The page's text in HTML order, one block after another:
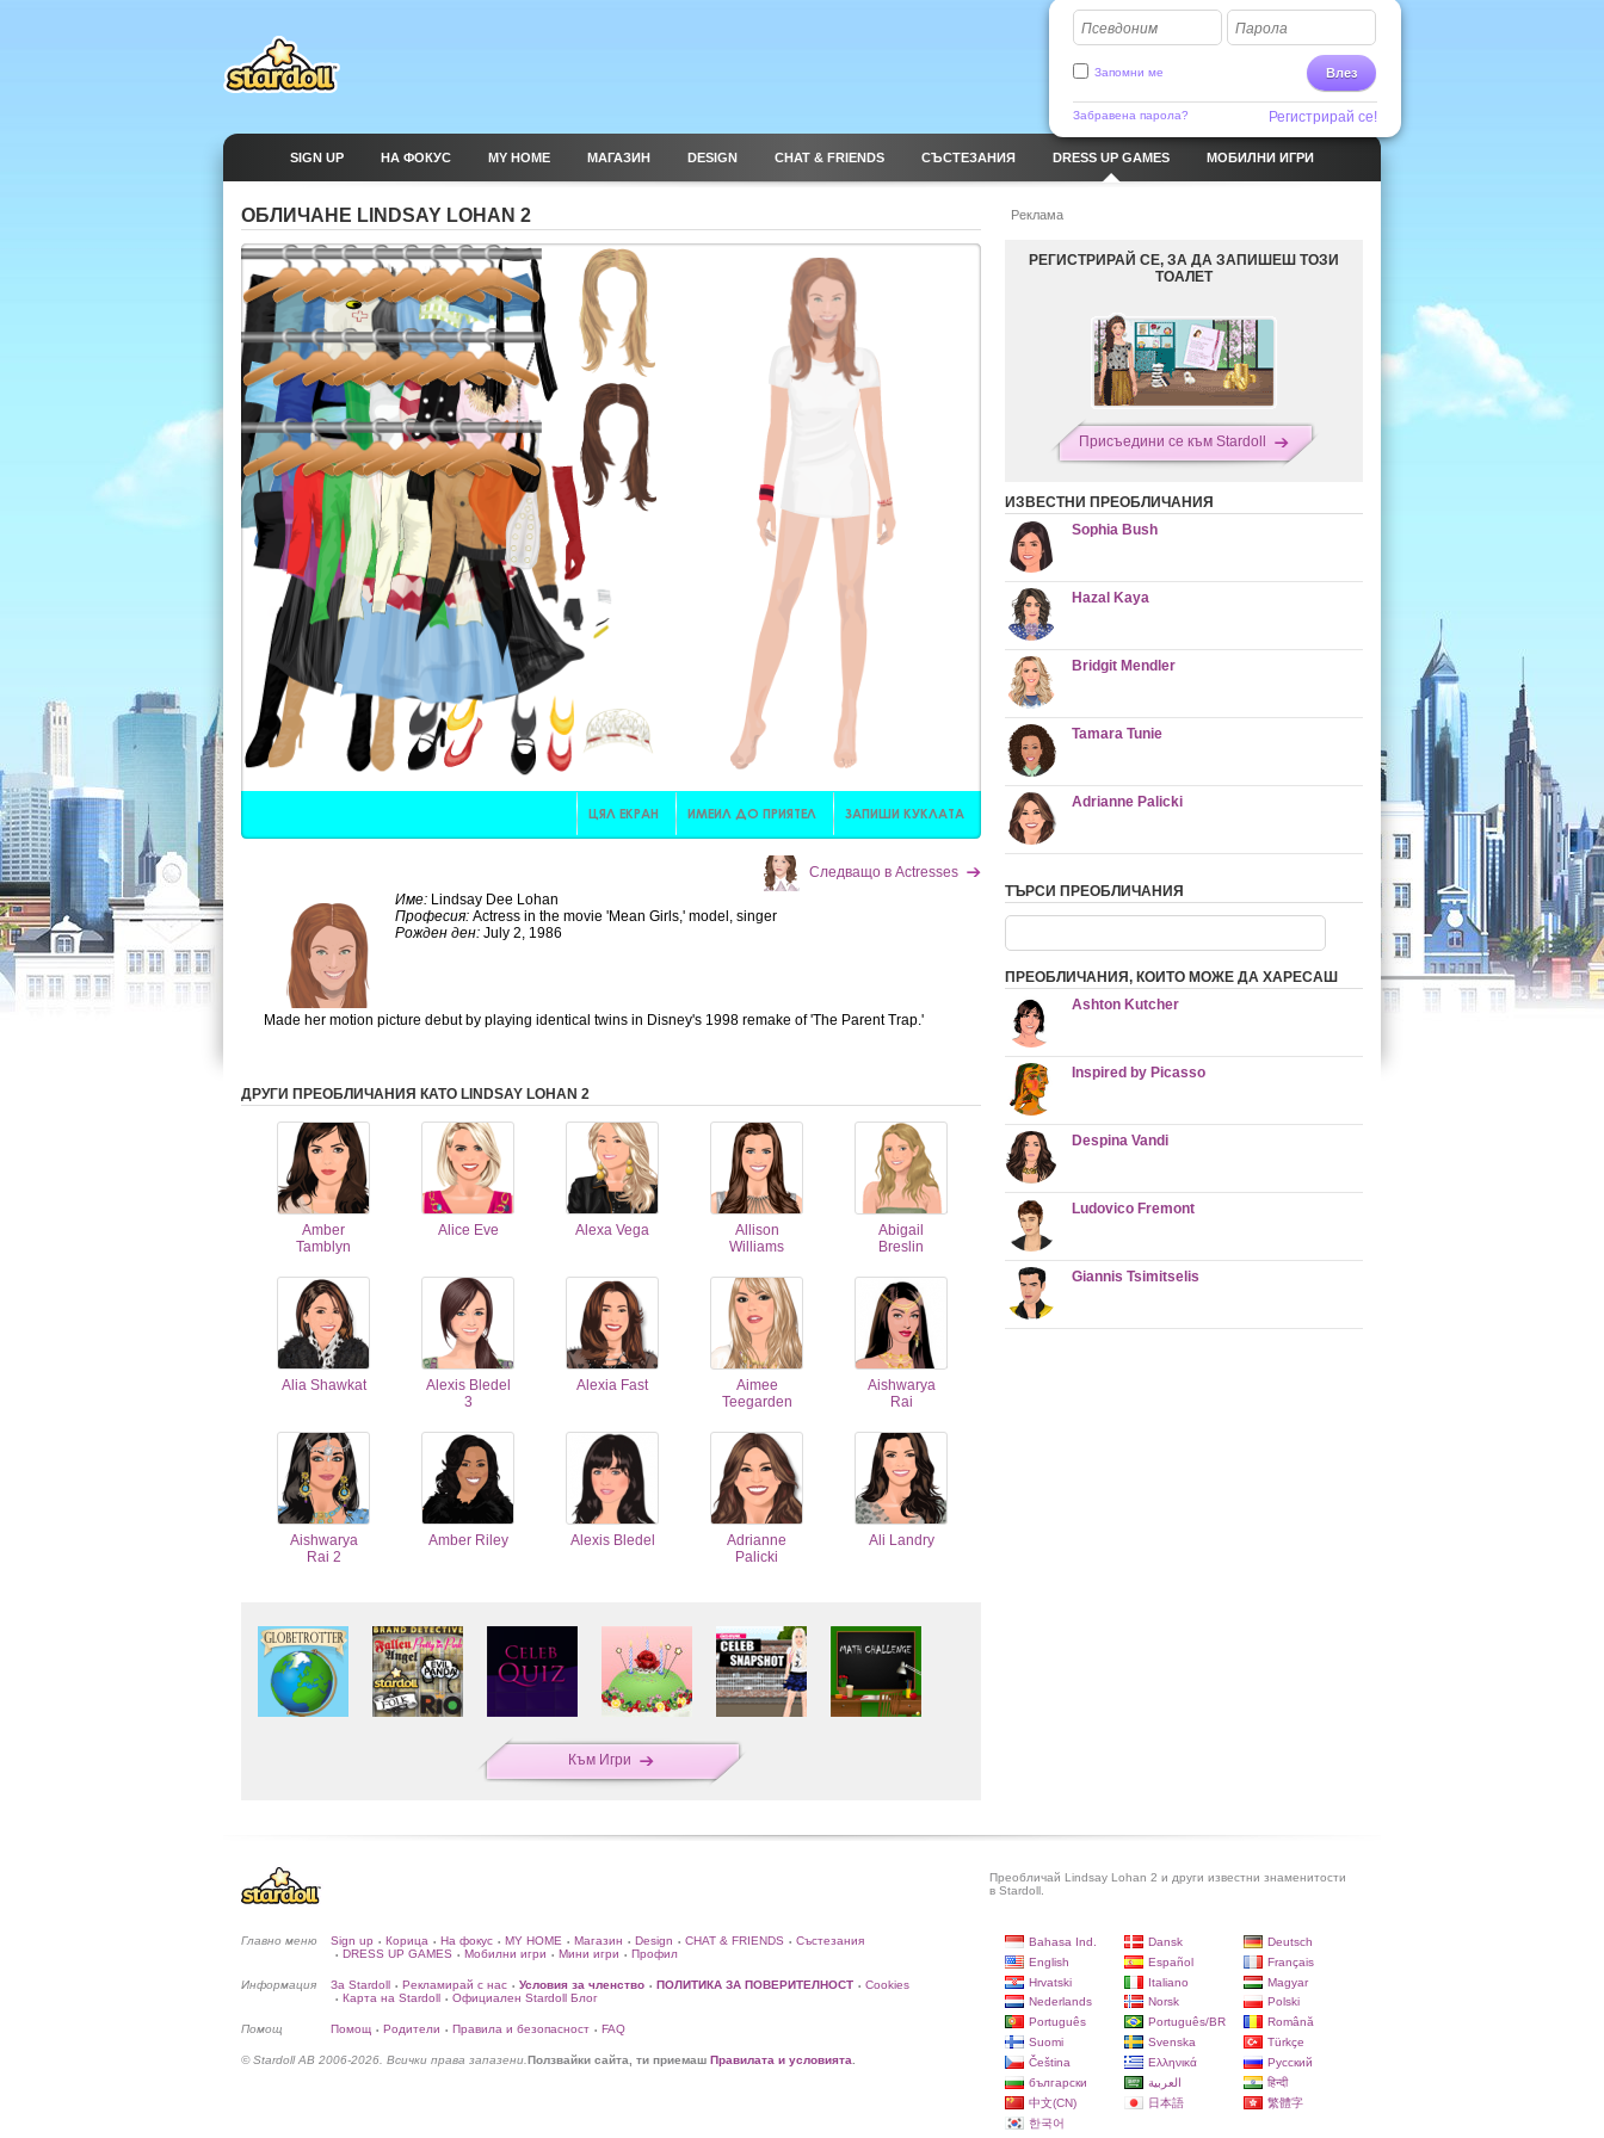
Псевдоним Парола
Влез
Запомни ме
Забравена парола? Регистрирай се!
SIGN UP НА ФОКУС MY HOME МАГАЗИН DESIGN CHAT & FRIENDS СЪСТЕЗАНИЯ DRESS UP GAMES МОБИЛНИ ИГРИ
ОБЛИЧАНЕ LINDSAY LOHAN 2
Следващо в Actresses
Име: Lindsay Dee Lohan
Професия: Actress in the movie 'Mean Girls,' model, singer
Рожден ден: July 2, 1986
Made her motion picture debut by playing identical twins in Disney's 1998 remake of 'The Parent Trap.'
ДРУГИ ПРЕОБЛИЧАНИЯ КАТО LINDSAY LOHAN 2
Amber
Tamblyn
Alice Eve Alexa Vega
Allison
Williams
Abigail
Breslin
Alia Shawkat
Alexis Bledel
3
Alexia Fast
Aimee
Teegarden
Aishwarya
Rai
Aishwarya
Rai 2
Amber Riley Alexis Bledel
Adrianne
Palicki
Ali Landry
Към Игри
Реклама
РЕГИСТРИРАЙ СЕ, ЗА ДА ЗАПИШЕШ ТОЗИ
ТОАЛЕТ
Присъедини се към Stardoll
ИЗВЕСТНИ ПРЕОБЛИЧАНИЯ
Sophia Bush
Hazal Kaya
Bridgit Mendler
Tamara Tunie
Adrianne Palicki
ТЪРСИ ПРЕОБЛИЧАНИЯ
ПРЕОБЛИЧАНИЯ, КОИТО МОЖЕ ДА ХАРЕСАШ
Ashton Kutcher
Inspired by Picasso
Despina Vandi
Ludovico Fremont
Giannis Tsimitselis
Преобличай Lindsay Lohan 2 и други известни знаменитости
в Stardoll.
Главно меню Sign up • Корица • На фокус • MY HOME • Магазин • Design • CHAT & FRIENDS • Състезания
• DRESS UP GAMES • Мобилни игри • Мини игри • Профил
Информация За Stardoll • Рекламирай с нас • Условия за членство • ПОЛИТИКА ЗА ПОВЕРИТЕЛНОСТ • Cookies
• Карта на Stardoll • Официален Stardoll Блог
Помощ Помощ • Родители • Правила и безопасност • FAQ
© Stardoll AB 2006-2026. Всички права запазени. Ползвайки сайта, ти приемаш Правилата и условията
Bahasa Ind. Dansk
Deutsch
English
Español
Français
Hrvatski
Italiano
Magyar
Nederlands
Norsk
Polski
Português
Português/BR
Română
Suomi
Svenska
Türkçe
Čeština
Ελληνικά
Русский
български
العربية
हिन्दी
中文(CN)
日本語
繁體字
한국어